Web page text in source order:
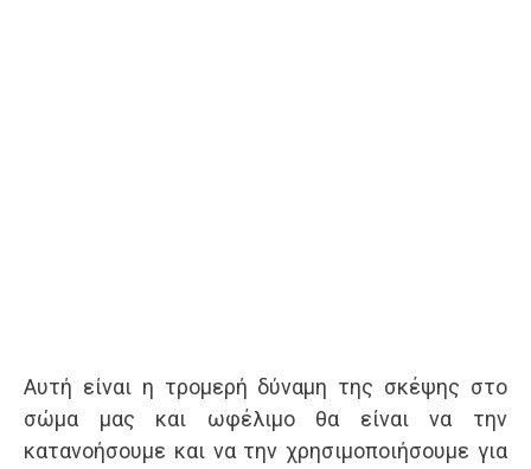
Αυτή είναι η τρομερή δύναμη της σκέψης στο
σώμα μας και ωφέλιμο θα είναι να την
κατανοήσουμε και να την χρησιμοποιήσουμε για